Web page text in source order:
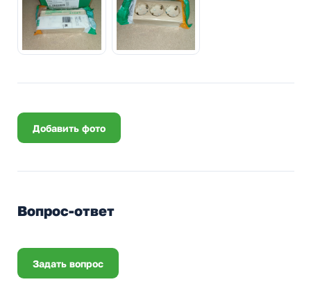
Добавить фото
Вопрос-ответ
Задать вопрос